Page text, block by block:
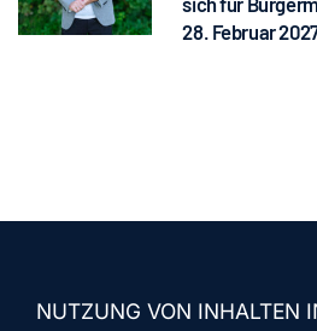
28. Februar
NUTZUNG VON INHALTEN